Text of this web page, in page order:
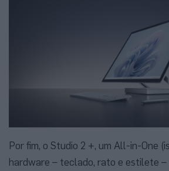
Por fim, o Studio 2 +, um All-in-One
hardware – teclado, rato e estilete –